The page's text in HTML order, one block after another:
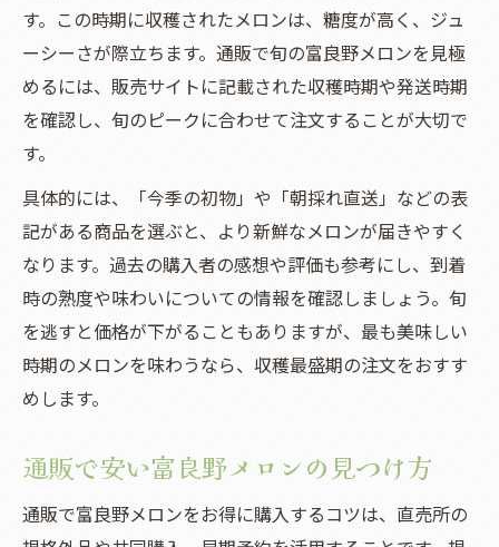
す。この時期に収穫されたメロンは、糖度が高く、ジュ
ーシーさが際立ちます。通販で旬の富良野メロンを見極
めるには、販売サイトに記載された収穫時期や発送時期
を確認し、旬のピークに合わせて注文することが大切で
す。
具体的には、「今季の初物」や「朝採れ直送」などの表
記がある商品を選ぶと、より新鮮なメロンが届きやすく
なります。過去の購入者の感想や評価も参考にし、到着
時の熟度や味わいについての情報を確認しましょう。旬
を逃すと価格が下がることもありますが、最も美味しい
時期のメロンを味わうなら、収穫最盛期の注文をおすす
めします。
通販で安い富良野メロンの見つけ方
通販で富良野メロンをお得に購入するコツは、直売所の